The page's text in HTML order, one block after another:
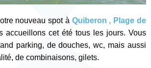
nouveau spot à Quiberon , Plage de
accueillons cet été tous les jours. Vous
parking, de douches, wc, mais aussi
de combinaisons, gilets.